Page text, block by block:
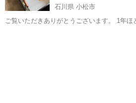
石川県 小松市
ご覧いただきありがとうございます。 1年ほど前まで使用しておりま